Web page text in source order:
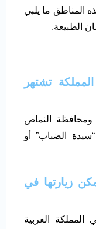
المناطق ما يلبي
الطبيعة.
تشتهر
ومحافظة النماص
الضباب” أو
زيارتها في
العربية